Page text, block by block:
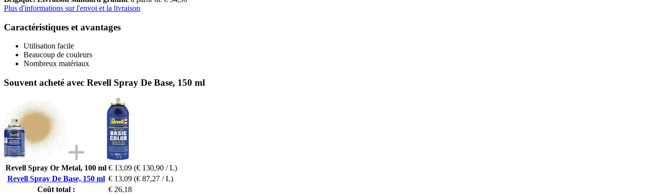
Plus d'informations sur l'envoi et la livraison
Caractéristiques et avantages
Utilisation facile
Beaucoup de couleurs
Nombreux matériaux
Souvent acheté avec Revell Spray De Base, 150 ml
Revell Spray Or Metal, 100 ml € 13,09 (€ 130,90 / L)
Revell Spray De Base, 150 ml € 13,09 (€ 87,27 / L)
Coût total :
€ 26,18